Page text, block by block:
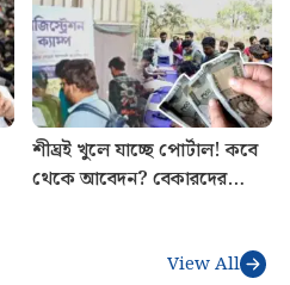
জানুন
শীঘ্রই খুলে যাচ্ছে পোর্টাল! কবে
থেকে আবেদন? বেকারদের
View All